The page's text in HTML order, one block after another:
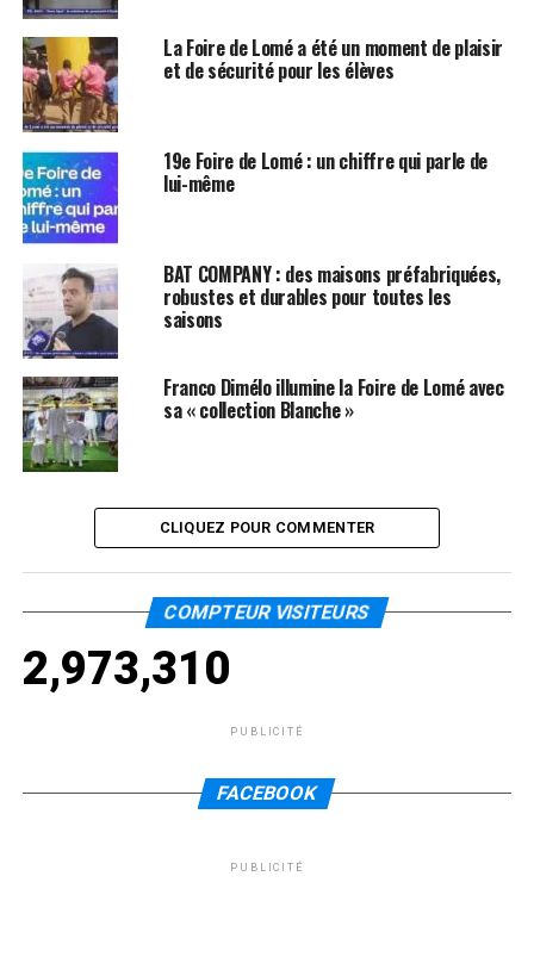
La Foire de Lomé a été un moment de plaisir
et de sécurité pour les élèves
19e Foire de Lomé : un chiffre qui parle de
lui-même
BAT COMPANY : des maisons préfabriquées,
robustes et durables pour toutes les
saisons
Franco Dimélo illumine la Foire de Lomé avec
sa « collection Blanche »
CLIQUEZ POUR COMMENTER
COMPTEUR VISITEURS
2,973,310
PUBLICITÉ
FACEBOOK
PUBLICITÉ